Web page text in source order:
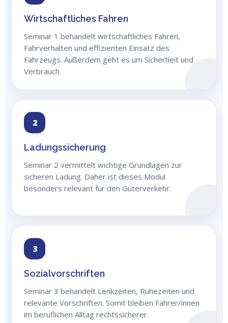
Wirtschaftliches Fahren
Seminar 1 behandelt wirtschaftliches Fahren,
Fahrverhalten und effizienten Einsatz des
Fahrzeugs. Außerdem geht es um Sicherheit und
Verbrauch.
2
Ladungssicherung
Seminar 2 vermittelt wichtige Grundlagen zur
sicheren Ladung. Daher ist dieses Modul
besonders relevant für den Güterverkehr.
3
Sozialvorschriften
Seminar 3 behandelt Lenkzeiten, Ruhezeiten und
relevante Vorschriften. Somit bleiben Fahrer/innen
im beruflichen Alltag rechtssicherer.